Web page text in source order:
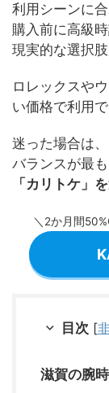
利用シーンに
購入前に高級
現実的な選択肢
ロレックスや
い価格で利用で
迷った場合は
バランスが最
「カリトケ」
＼2か月間
目次 [
滋賀の腕